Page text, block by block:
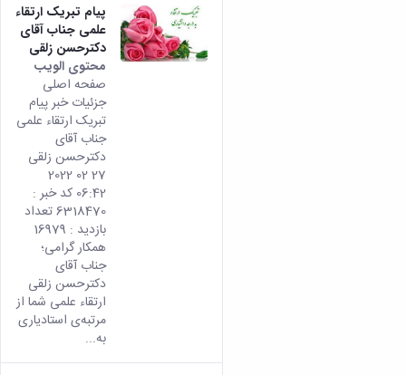
پیام تبریک ارتقاء
علمی جناب آقای
دکترحسن زلقی
محتوى الويب
من
صفحه اصلی
جزئیات خبر پیام
تبریک ارتقاء علمی
جناب آقای
دکترحسن زلقی
27 02 2022
06:42 کد خبر :
6318470 تعداد
بازدید : 16979
همکار گرامی؛
جناب آقای
دکترحسن زلقی
ارتقاء علمی شما از
مرتبه‌ی استادیاری
به...